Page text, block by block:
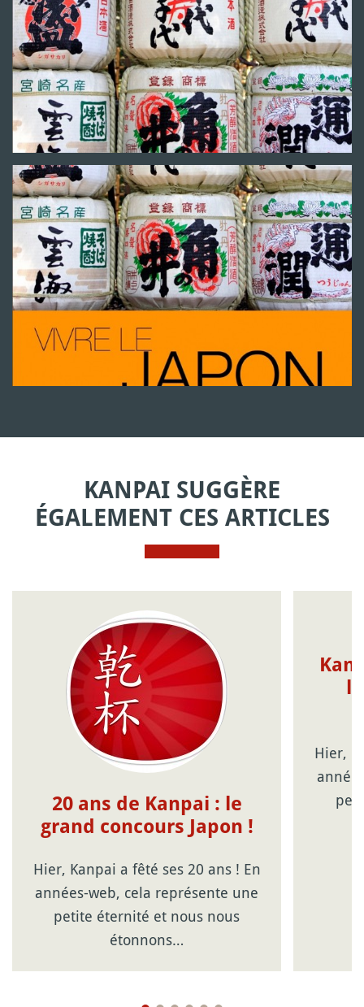
KANPAI SUGGÈRE
ÉGALEMENT CES ARTICLES
20 ans de Kanpai : le
grand concours Japon !
Hier, Kanpai a fêté ses 20 ans ! En
années-web, cela représente une
petite éternité et nous nous
étonnons…
Hier,